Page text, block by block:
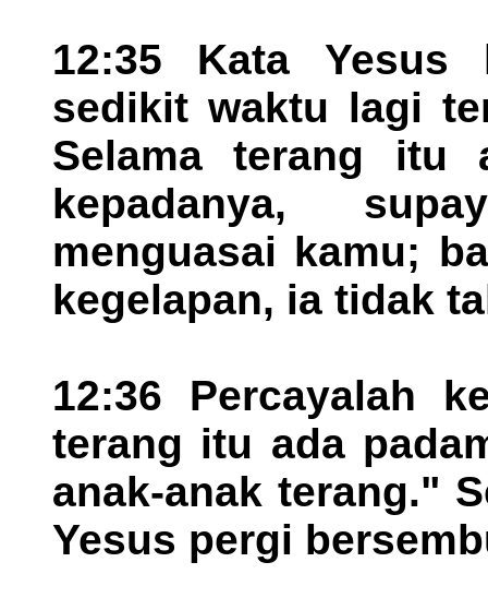
12:35 Kata Yesus
sedikit waktu lagi
Selama terang itu
kepadanya,
menguasai kamu;
kegelapan, ia tidak
12:36 Percayalah
terang itu ada
anak-anak terang."
Yesus pergi